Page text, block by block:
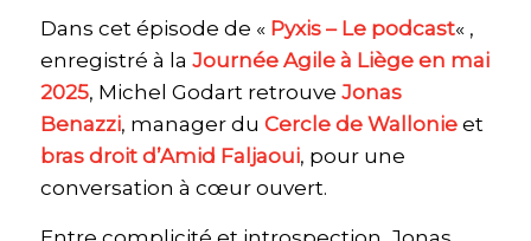
Dans cet épisode de « Pyxis – Le podcast« ,
enregistré à la Journée Agile à Liège en mai
2025, Michel Godart retrouve Jonas
Benazzi, manager du Cercle de Wallonieet
bras droit d’Amid Faljaoui, pour une
conversation à cœur ouvert.